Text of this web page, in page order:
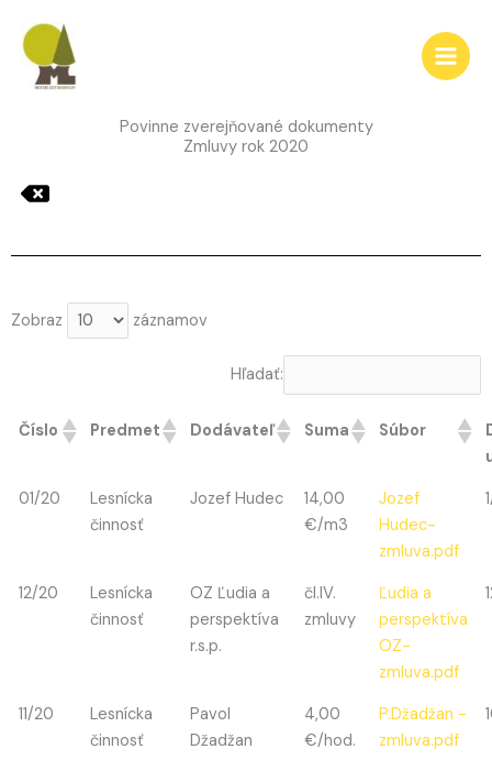
obsah
Povinne zverejňované dokumenty
Zmluvy rok 2020
Zobraz záznamov
Hľadať:
Číslo Predmet Dodávateľ Suma Súbor
01/20
Lesnícka
činnosť
Jozef Hudec
14,00
€/m3
Jozef
Hudec-
zmluva.pdf
12/20
Lesnícka
činnosť
OZ Ľudia a
perspektíva
r.s.p.
čl.IV.
zmluvy
Ľudia a
perspektíva
OZ-
zmluva.pdf
11/20
Lesnícka
činnosť
Pavol
Džadžan
4,00
€/hod.
P.Džadžan -
zmluva.pdf